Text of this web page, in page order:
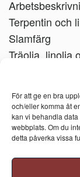
För att ge en bra
och/eller komma åt
kan vi behandla
webbplats. Om du
detta påverka vissa
Terpentin och
Slamfärg
Träolja, linolja